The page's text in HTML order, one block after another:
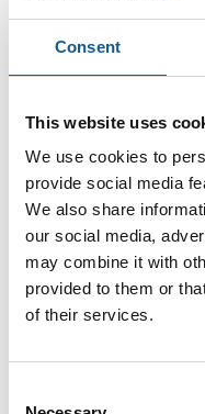
Consent
This website uses
We use cookies to
provide social media
We also share
our social media,
may combine it with
provided to them or
of their services.
X1 er næste
Forud for